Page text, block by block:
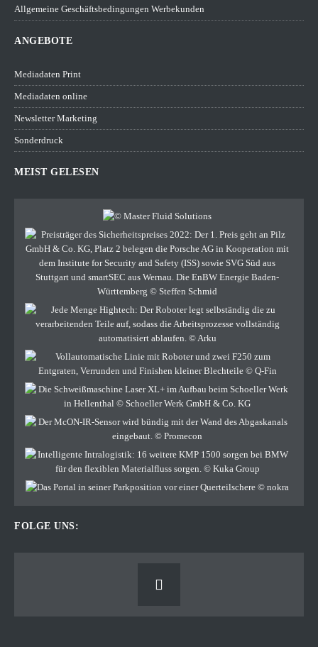
Allgemeine Geschäftsbedingungen Werbekunden
ANGEBOTE
Mediadaten Print
Mediadaten online
Newsletter Marketing
Sonderdruck
MEIST GELESEN
FOLGE UNS: